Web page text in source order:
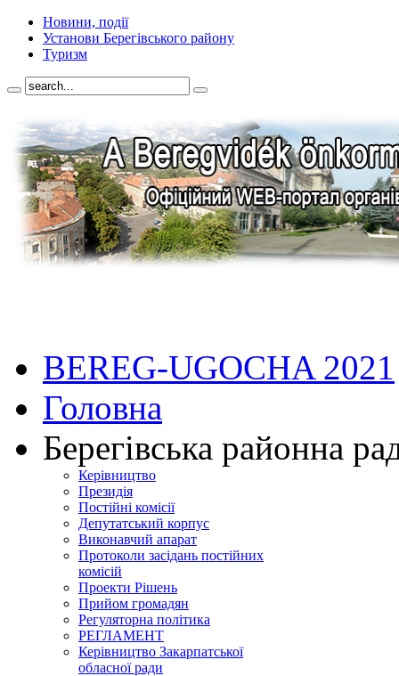
Новини, події
Установи Берегівського району
Туризм
BEREG-UGOCHA 2021
Головна
Берегівська районна
Керівництво
Президія
Постійні комісії
Депутатський корпус
Виконавчий апарат
Протоколи засідань постійних
комісій
Проекти Рішень
Прийом громадян
Регуляторна політика
РЕГЛАМЕНТ
Керівництво Закарпатської
обласної ради